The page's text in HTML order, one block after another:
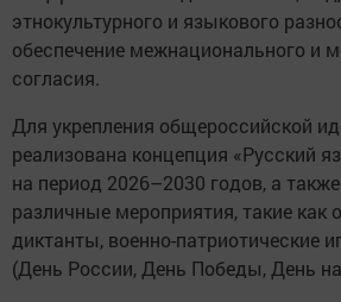
этнокультурного и языкового
обеспечение межнационального и
согласия.
Для укрепления общероссийской
реализована концепция «Русский
на период 2026–2030 годов, а
различные мероприятия, такие как
диктанты, военно-патриотические
(День России, День Победы, День